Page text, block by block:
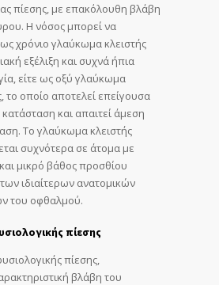
πίεσης, με επακόλουθη βλάβη
Η νόσος μπορεί να
χρόνιο γλαύκωμα κλειστής
εξέλιξη και συχνά ήπια
είτε ως οξύ γλαύκωμα
το οποίο αποτελεί επείγουσα
και απαιτεί άμεση
Το γλαύκωμα κλειστής
συχνότερα σε άτομα με
μικρό βάθος προσθίου
ιδιαίτερων ανατομικών
του οφθαλμού.
πίεσης
πίεσης,
βλάβη του